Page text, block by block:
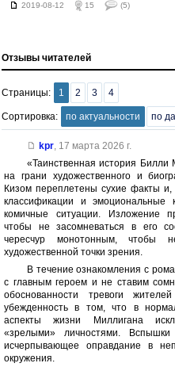
2019-08-12 15 (5)
Отзывы читателей
Страницы: 1 2 3 4
Сортировка: по актуальности по
kpr, 17 марта 2026 г.
«Таинственная история Билли
на грани художественного и
Кизом переплетены сухие факты и,
классификации и
комичные ситуации. Изложение
чтобы не засомневаться в его
чересчур монотонным, чтобы
художественной точки зрения.
В течение ознакомления с
с главным героем и не ставим
обоснованности тревоги
убежденность в том, что в
аспекты жизни Миллигана
«зрелыми» личностями.
исчерпывающее оправдание в
окружения.